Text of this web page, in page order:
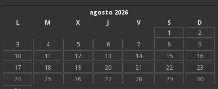
agosto 2026
L
M X J V S
D
1
2
3
4 5 6 7 8
9
10
11 12 13 14 15
16
17
18 19 20 21 22
23
24
25 26 27 28 29
30